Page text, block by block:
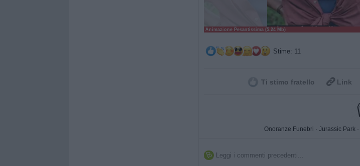
Animazione Pesantissima (5.24 Mb)
Stime: 11
Ti stimo fratello  Link
Onoranze Funebri · Jurassic Park ·
 Leggi i commenti precedenti...